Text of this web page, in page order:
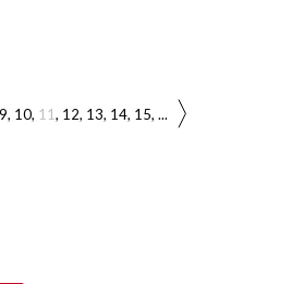
9 10 11 12 13 14 15 ...